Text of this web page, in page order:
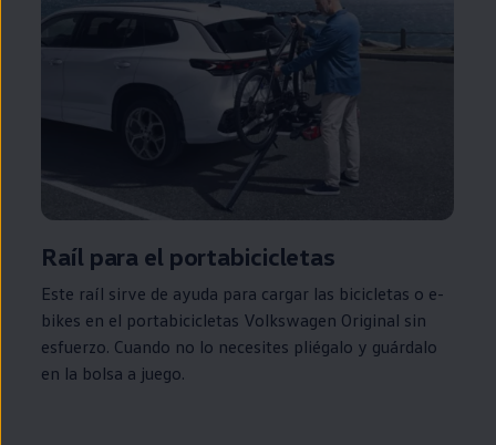
Raíl para el portabicicletas
Este raíl sirve de ayuda para cargar las bicicletas o e-
bikes en el portabicicletas Volkswagen Original sin
esfuerzo. Cuando no lo necesites pliégalo y guárdalo
en la bolsa a juego.